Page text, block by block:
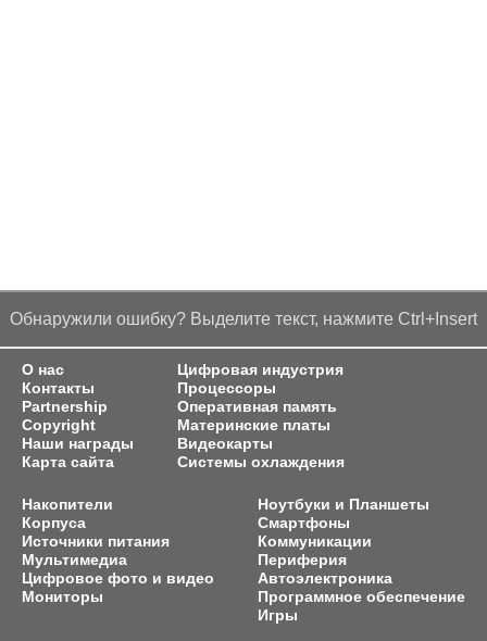
Обнаружили ошибку? Выделите текст, нажмите Ctrl+Insert
О нас
Контакты
Partnership
Copyright
Наши награды
Карта сайта
Цифровая индустрия
Процессоры
Оперативная память
Материнские платы
Видеокарты
Системы охлаждения
Накопители
Корпуса
Источники питания
Мультимедиа
Цифровое фото и видео
Мониторы
Ноутбуки и Планшеты
Смартфоны
Коммуникации
Периферия
Автоэлектроника
Программное обеспечение
Игры